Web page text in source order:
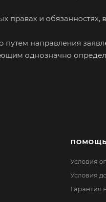
правах и обязанностях,
путем направления
однозначно
ПОМОЩЬ
Условия
Условия
Гарантия